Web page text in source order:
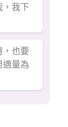
，我下
，也要
適量為